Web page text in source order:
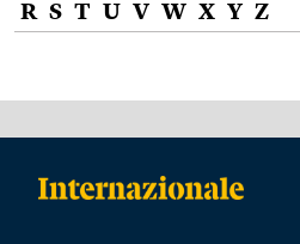
R S T U V W X Y Z